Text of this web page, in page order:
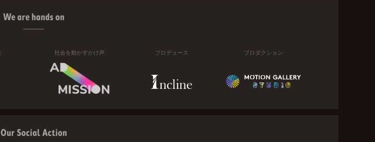
We are hands on
社会を動かすかけ声 プロデュース プロダクション
Our Social Action